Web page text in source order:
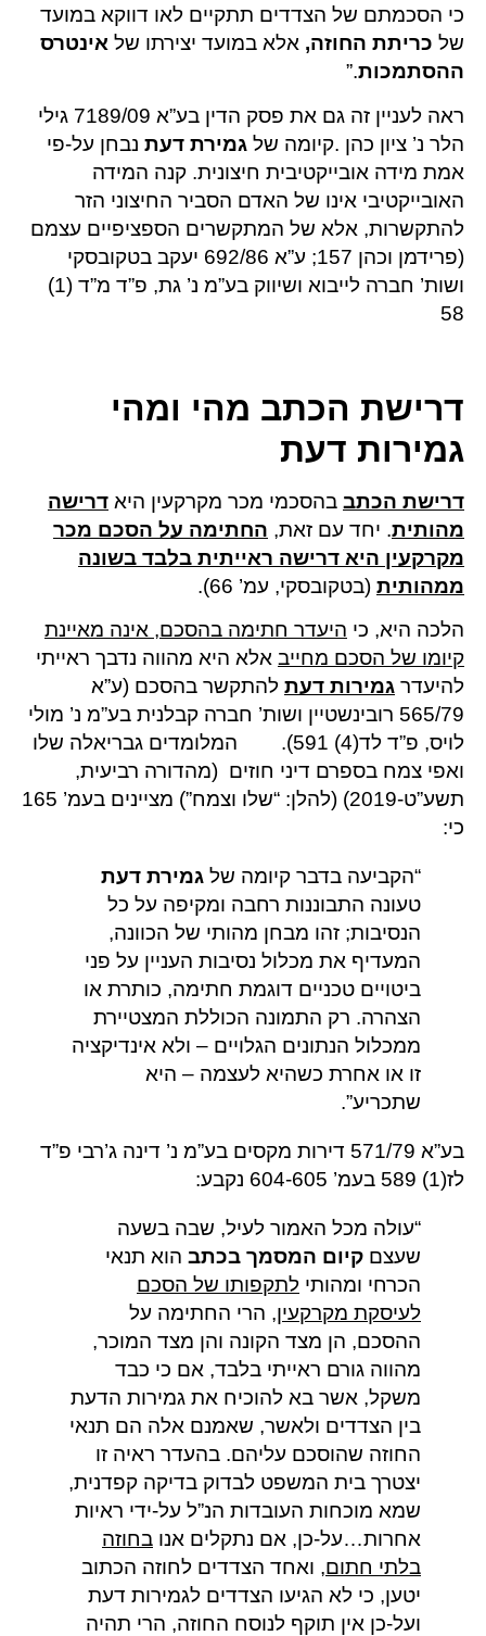
כי הסכמתם של הצדדים תתקיים לאו דווקא במועד
של כריתת החוזה, אלא במועד יצירתו של אינטרס
ההסתמכות.”
ראה לעניין זה גם את פסק הדין בע”א 7189/09 גילי
הלר נ’ ציון כהן .קיומה של גמירת דעת נבחן על-פי
אמת מידה אובייקטיבית חיצונית. קנה המידה
האובייקטיבי אינו של האדם הסביר החיצוני הזר
להתקשרות, אלא של המתקשרים הספציפיים עצמם
(פרידמן וכהן 157; ע”א 692/86 יעקב בטקובסקי
ושות’ חברה לייבוא ושיווק בע”מ נ’ גת, פ”ד מ”ד (1)
58
דרישת הכתב מהי ומהי
גמירות דעת
דרישת הכתב בהסכמי מכר מקרקעין היא דרישה
מהותית. יחד עם זאת, החתימה על הסכם מכר
מקרקעין היא דרישה ראייתית בלבד בשונה
ממהותית (בטקובסקי, עמ’ 66).
הלכה היא, כי היעדר חתימה בהסכם, אינה מאיינת
קיומו של הסכם מחייב אלא היא מהווה נדבך ראייתי
להיעדר גמירות דעת להתקשר בהסכם (ע”א
565/79 רובינשטיין ושות’ חברה קבלנית בע”מ נ’ מולי
לויס, פ”ד לד(4) 591). המלומדים גבריאלה שלו
ואפי צמח בספרם דיני חוזים (מהדורה רביעית,
תשע”ט-2019) (להלן: “שלו וצמח”) מציינים בעמ’ 165
כי:
“הקביעה בדבר קיומה של גמירת דעת
טעונה התבוננות רחבה ומקיפה על כל
הנסיבות; זהו מבחן מהותי של הכוונה,
המעדיף את מכלול נסיבות העניין על פני
ביטויים טכניים דוגמת חתימה, כותרת או
הצהרה. רק התמונה הכוללת המצטיירת
ממכלול הנתונים הגלויים – ולא אינדיקציה
זו או אחרת כשהיא לעצמה – היא
שתכריע”.
בע”א 571/79 דירות מקסים בע”מ נ’ דינה ג’רבי פ”ד
לז(1) 589 בעמ’ 604-605 נקבע:
“עולה מכל האמור לעיל, שבה בשעה
שעצם קיום המסמך בכתב הוא תנאי
הכרחי ומהותי לתקפותו של הסכם
לעיסקת מקרקעין, הרי החתימה על
ההסכם, הן מצד הקונה והן מצד המוכר,
מהווה גורם ראייתי בלבד, אם כי כבד
משקל, אשר בא להוכיח את גמירות הדעת
בין הצדדים ולאשר, שאמנם אלה הם תנאי
החוזה שהוסכם עליהם. בהעדר ראיה זו
יצטרך בית המשפט לבדוק בדיקה קפדנית,
שמא מוכחות העובדות הנ”ל על-ידי ראיות
אחרות…על-כן, אם נתקלים אנו בחוזה
בלתי חתום, ואחד הצדדים לחוזה הכתוב
יטען, כי לא הגיעו הצדדים לגמירות דעת
ועל-כן אין תוקף לנוסח החוזה, הרי תהיה